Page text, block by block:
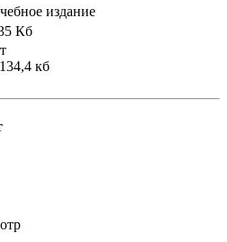
издание
Кб
134,4 кб